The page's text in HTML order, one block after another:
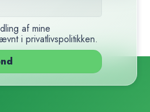
af mine
i privatlivspolitikken.